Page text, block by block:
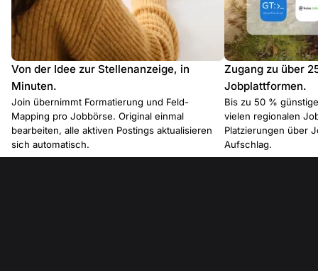
Von der Idee zur Stellenanzeige, in
Minuten.
Join übernimmt Formatierung und Feld-
Mapping pro Jobbörse. Original einmal
bearbeiten, alle aktiven Postings aktualisieren
sich automatisch.
Zugang zu über
Jobplattformen.
Bis zu 50 %
vielen regionalen
Platzierungen über
Aufschlag.